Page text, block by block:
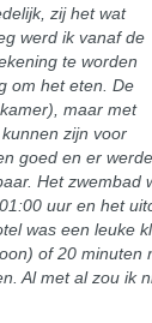
zij het wat
werd ik vanaf de
te worden
om het eten. De
maar met
zijn voor
goed en er
Het zwembad
uur en het
was een leuke
of 20 minuten
Al met al zou ik